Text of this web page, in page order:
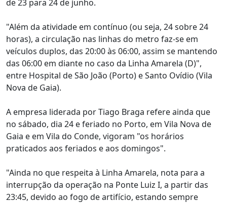
de 23 para 24 de junho.
"Além da atividade em contínuo (ou seja, 24 sobre 24
horas), a circulação nas linhas do metro faz-se em
veículos duplos, das 20:00 às 06:00, assim se mantendo
das 06:00 em diante no caso da Linha Amarela (D)",
entre Hospital de São João (Porto) e Santo Ovídio (Vila
Nova de Gaia).
A empresa liderada por Tiago Braga refere ainda que
no sábado, dia 24 e feriado no Porto, em Vila Nova de
Gaia e em Vila do Conde, vigoram "os horários
praticados aos feriados e aos domingos".
"Ainda no que respeita à Linha Amarela, nota para a
interrupção da operação na Ponte Luiz I, a partir das
23:45, devido ao fogo de artifício, estando sempre